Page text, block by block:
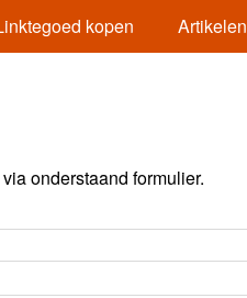
kopen Artikelen
onderstaand formulier.